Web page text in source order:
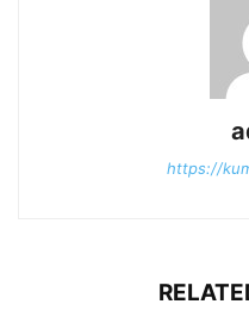
https://